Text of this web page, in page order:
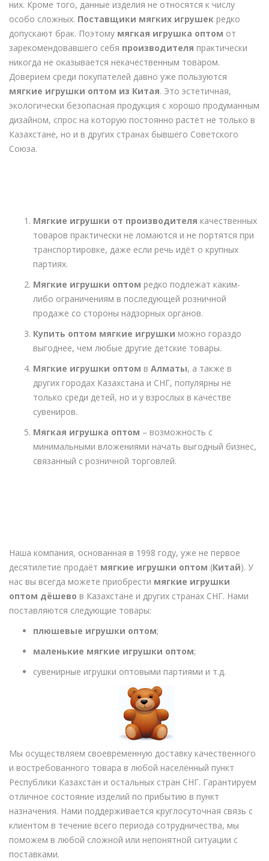
них. Кроме того, данные изделия не относятся к числу
особо сложных. Поставщики мягких игрушек редко
допускают брак. Поэтому мягкая игрушка оптом от
зарекомендовавшего себя производителя практически
никогда не оказывается некачественным товаром.
Доверием среди покупателей давно уже пользуются
мягкие игрушки оптом из Китая. Это эстетичная,
экологически безопасная продукция с хорошо продуманным
дизайном, спрос на которую постоянно растёт не только в
Казахстане, но и в других странах бывшего Советского
Союза.
Мягкие игрушки от производителя качественных
товаров практически не ломаются и не портятся при
транспортировке, даже если речь идёт о крупных
партиях.
Мягкие игрушки оптом редко подлежат каким-
либо ограничениям в последующей розничной
продаже со стороны надзорных органов.
Купить оптом мягкие игрушки можно гораздо
выгоднее, чем любые другие детские товары.
Мягкие игрушки оптом в Алматы, а также в
других городах Казахстана и СНГ, популярны не
только среди детей, но и у взрослых в качестве
сувениров.
Мягкая игрушка оптом – возможность с
минимальными вложениями начать выгодный бизнес,
связанный с розничной торговлей.
Наша компания, основанная в 1998 году, уже не первое
десятилетие продаёт мягкие игрушки оптом (Китай). У
нас вы всегда можете приобрести мягкие игрушки
оптом дёшево в Казахстане и других странах СНГ. Нами
поставляются следующие товары:
плюшевые игрушки оптом;
маленькие мягкие игрушки оптом;
сувенирные игрушки оптовыми партиями и т.д.
Мы осуществляем своевременную доставку качественного
и востребованного товара в любой населённый пункт
Республики Казахстан и остальных стран СНГ. Гарантируем
отличное состояние изделий по прибытию в пункт
назначения. Нами поддерживается круглосуточная связь с
клиентом в течение всего периода сотрудничества, мы
поможем в любой сложной или непонятной ситуации с
поставками.